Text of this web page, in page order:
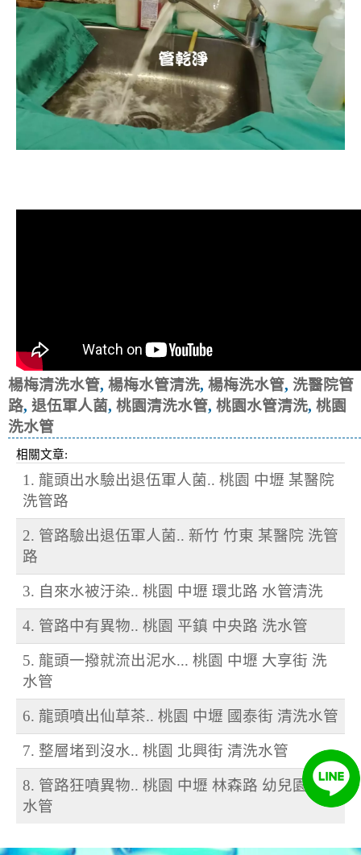
楊梅清洗水管, 楊梅水管清洗, 楊梅洗水管, 洗醫院管
路, 退伍軍人菌, 桃園清洗水管, 桃園水管清洗, 桃園
洗水管
相關文章:
1. 龍頭出水驗出退伍軍人菌.. 桃園 中壢 某醫院
洗管路
2. 管路驗出退伍軍人菌.. 新竹 竹東 某醫院 洗管
路
3. 自來水被汙染.. 桃園 中壢 環北路 水管清洗
4. 管路中有異物.. 桃園 平鎮 中央路 洗水管
5. 龍頭一撥就流出泥水... 桃園 中壢 大享街 洗
水管
6. 龍頭噴出仙草茶.. 桃園 中壢 國泰街 清洗水管
7. 整層堵到沒水.. 桃園 北興街 清洗水管
8. 管路狂噴異物.. 桃園 中壢 林森路 幼兒園 洗
水管